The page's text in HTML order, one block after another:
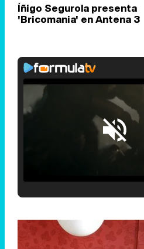
Íñigo Segurola presenta
'Bricomania' en Antena 3